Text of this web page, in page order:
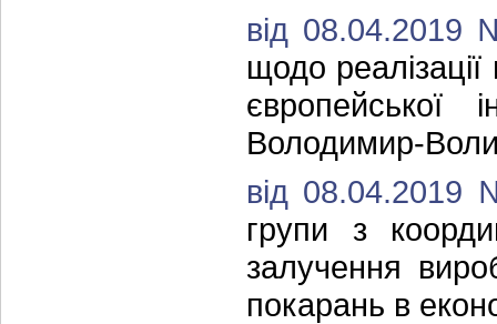
від
щодо реалізації
Володимир-
від
групи з
залучення
покарань в